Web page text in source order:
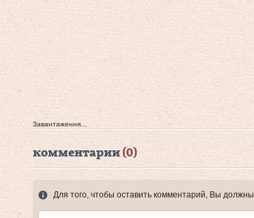
Завантаження...
комментарии (0)
Для того, чтобы оставить комментарий, Вы должны